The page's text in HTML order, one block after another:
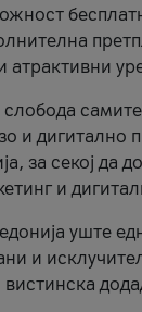
атрактивни
самите
и дигитално
за секој да
и
уште
и